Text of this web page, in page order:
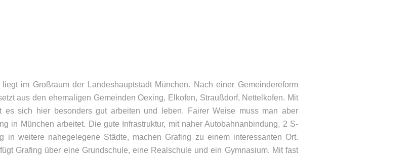
im Großraum der Landeshauptstadt München. Nach einer Gemeindereform
aus den ehemaligen Gemeinden Oexing, Elkofen, Straußdorf, Nettelkofen. Mit
es sich hier besonders gut arbeiten und leben. Fairer Weise muss man aber
in München arbeitet. Die gute Infrastruktur, mit naher Autobahnanbindung, 2 S-
in weitere nahegelegene Städte, machen Grafing zu einem interessanten Ort.
Grafing über eine Grundschule, eine Realschule und ein Gymnasium. Mit fast
+ Wöhry Immobilien
4
Ebersberg
Telefon: 08092 – 21066
E-Mail:info@woehry.immo